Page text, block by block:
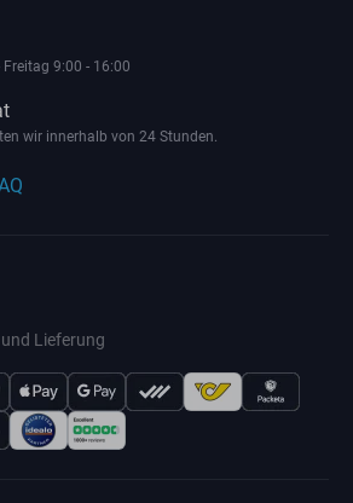
9:00 - 16:00
wir innerhalb von 24 Stunden.
Lieferung